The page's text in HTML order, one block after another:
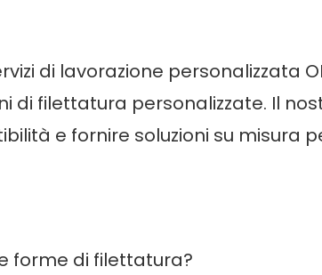
di lavorazione personalizzata
di filettatura personalizzate. Il
e fornire soluzioni su misura
forme di filettatura?